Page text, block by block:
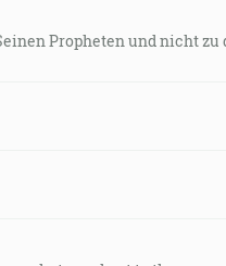
Propheten und nicht